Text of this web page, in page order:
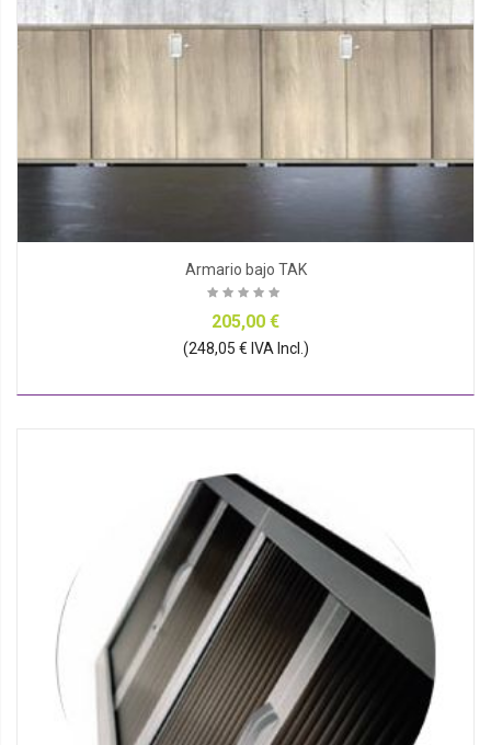
Armario bajo TAK
205,00 €
(248,05 € IVA Incl.)